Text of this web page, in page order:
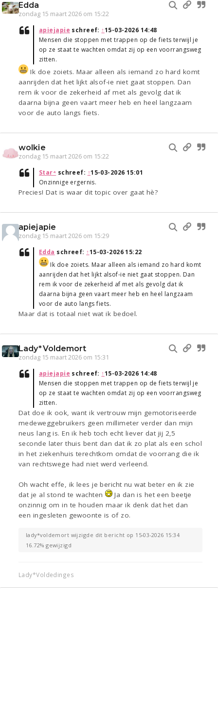
Edda
zondag 15 maart 2026 om 15:22
apiejapie schreef: ↑15-03-2026 14:48
Mensen die stoppen met trappen op de fiets terwijl je
op ze staat te wachten omdat zij op een voorrangsweg
zitten.
Ik doe zoiets. Maar alleen als iemand zo hard komt
aanrijden dat het lijkt alsof-ie niet gaat stoppen. Dan
rem ik voor de zekerheid af met als gevolg dat ik
daarna bijna geen vaart meer heb en heel langzaam
voor de auto langs fiets.
wolkie
zondag 15 maart 2026 om 15:22
Star⁴ schreef: ↑15-03-2026 15:01
Onzinnige ergernis.
Precies! Dat is waar dit topic over gaat hè?
apiejapie
zondag 15 maart 2026 om 15:29
Edda schreef: ↑15-03-2026 15:22
Ik doe zoiets. Maar alleen als iemand zo hard komt
aanrijden dat het lijkt alsof-ie niet gaat stoppen. Dan
rem ik voor de zekerheid af met als gevolg dat ik
daarna bijna geen vaart meer heb en heel langzaam
voor de auto langs fiets.
Maar dat is totaal niet wat ik bedoel.
Lady*Voldemort
zondag 15 maart 2026 om 15:31
apiejapie schreef: ↑15-03-2026 14:48
Mensen die stoppen met trappen op de fiets terwijl je
op ze staat te wachten omdat zij op een voorrangsweg
zitten.
Dat doe ik ook, want ik vertrouw mijn gemotoriseerde
medeweggebruikers geen millimeter verder dan mijn
neus lang is. En ik heb toch echt liever dat jij 2,5
seconde later thuis bent dan dat ik zo plat als een schol
in het ziekenhuis terechtkom omdat de voorrang die ik
van rechtswege had niet werd verleend.
Oh wacht effe, ik lees je bericht nu wat beter en ik zie
dat je al stond te wachten
Ja dan is het een beetje
onzinnig om in te houden maar ik denk dat het dan
een ingesleten gewoonte is of zo.
lady*voldemort wijzigde dit bericht op 15-03-2026 15:34
16.72% gewijzigd
Lady*Voldedinges